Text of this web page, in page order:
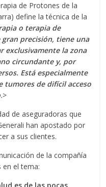
de Protones de la
define la técnica de la
o terapia de
precisión, tiene una
la zona
circundante y, por
Está especialmente
tumores de difícil acceso
.>
de aseguradoras que
han apostado por
a sus clientes.
de la compañía
en el tema: